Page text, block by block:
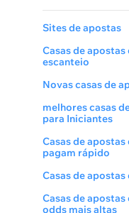
Sites de apostas
Casas de apostas
escanteio
Novas casas de
melhores casas
para Iniciantes
Casas de apostas
pagam rápido
Casas de
Casas de apostas
odds mais altas